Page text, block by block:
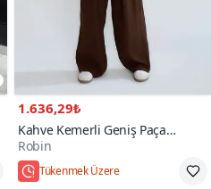
1.636,29₺
Kahve Kemerli Geniş Paça
Pantolon
Robin
Hızlı Kargo